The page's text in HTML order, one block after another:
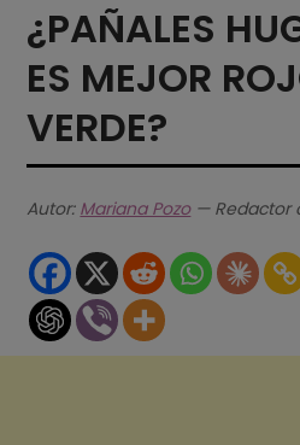
¿PAÑALES
ES MEJOR
VERDE?
Autor: Mariana Pozo— Redactor